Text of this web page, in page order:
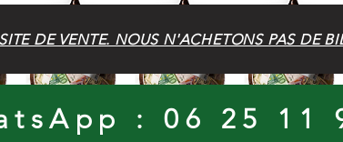
DE VENTE. NOUS N'ACHETONS PAS DE
: 06 25 11